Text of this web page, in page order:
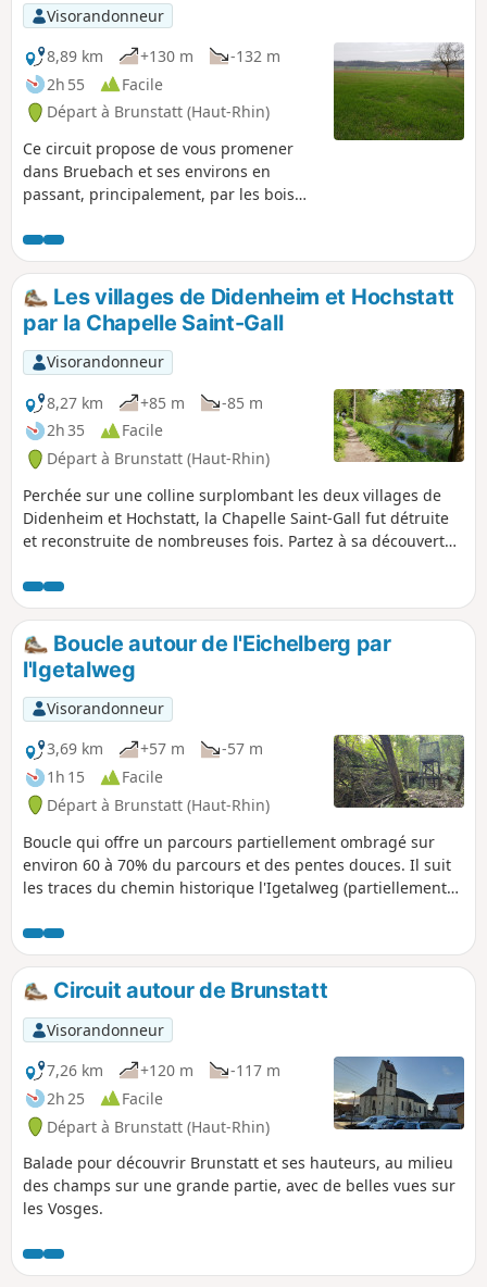
Visorandonneur
8,89 km
+130 m
-132 m
2h 55
Facile
Départ à Brunstatt (Haut-Rhin)
Ce circuit propose de vous promener
dans Bruebach et ses environs en
passant, principalement, par les bois
Les villages de Didenheim et Hochstatt
par la Chapelle Saint-Gall
Visorandonneur
8,27 km
+85 m
-85 m
2h 35
Facile
Départ à Brunstatt (Haut-Rhin)
Perchée sur une colline surplombant les deux villages de
Didenheim et Hochstatt, la Chapelle Saint-Gall fut détruite
et reconstruite de nombreuses fois. Partez à sa découverte
Didenheim et Hochstatt, sans oublier la présence apaisante
de l'Ill, que vous croiserez à de nombreuses reprises !
Boucle autour de l'Eichelberg par
l'Igetalweg
Visorandonneur
3,69 km
+57 m
-57 m
1h 15
Facile
Départ à Brunstatt (Haut-Rhin)
Boucle qui offre un parcours partiellement ombragé sur
environ 60 à 70% du parcours et des pentes douces. Il suit
les traces du chemin historique l'Igetalweg (partiellement
leurs parcelles avec des chariots à bœufs grâce à sa pente
douce et régulière. Ne pas emprunter cette boucle en cas
de fort vent.
Circuit autour de Brunstatt
Visorandonneur
7,26 km
+120 m
-117 m
2h 25
Facile
Départ à Brunstatt (Haut-Rhin)
Balade pour découvrir Brunstatt et ses hauteurs, au milieu
des champs sur une grande partie, avec de belles vues sur
les Vosges.